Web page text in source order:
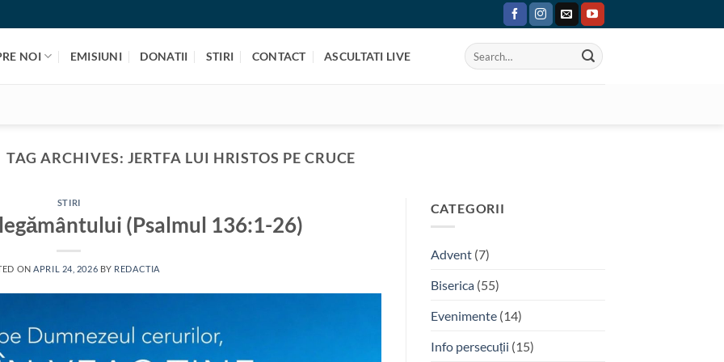
NOI EMISIUNI DONATII STIRI CONTACT ASCULTATI LIVE
TAG ARCHIVES: JERTFA LUI HRISTOS PE CRUCE
STIRI
(Psalmul 136:1-26)
ONAPRIL 24, 2026 BY REDACTIA
CATEGORII
Advent(7)
Biserica(55)
Evenimente(14)
Info persecuții (15)